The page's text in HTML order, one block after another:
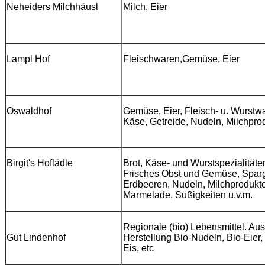
Neheiders Milchhäusl Milch, Eier
Lampl Hof Fleischwaren,Gemüse, Eier
Oswaldhof
Gemüse, Eier, Fleisch- u.
Käse, Getreide, Nudeln,
Birgit's Hoflädle
Brot, Käse- und
Frisches Obst und Gemüse,
Erdbeeren, Nudeln,
Marmelade, Süßigkeiten u.v.m.
Gut Lindenhof
Regionale (bio) Lebensmittel.
Herstellung Bio-Nudeln, Bio-
Eis, etc